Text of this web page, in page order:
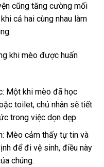
cũng tăng cường mối
cả hai cùng nhau làm
khi mèo được huấn
Một khi mèo đã học
toilet, chủ nhân sẽ tiết
trong việc dọn dẹp.
Mèo cảm thấy tự tin và
để đi vệ sinh, điều này
chúng.